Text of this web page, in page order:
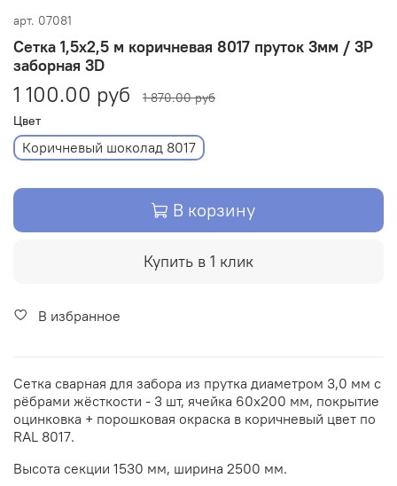
арт. 07081
Сетка 1,5х2,5 м коричневая 8017 пруток 3мм / 3Р
заборная 3D
1 100.00 руб
1 870.00 руб
Цвет
Коричневый шоколад 8017
В корзину
Купить в 1 клик
В избранное
Сетка сварная для забора из прутка диаметром 3,0 мм с
рёбрами жёсткости - 3 шт, ячейка 60х200 мм, покрытие
оцинковка + порошковая окраска в коричневый цвет по
RAL 8017.
Высота секции 1530 мм, ширина 2500 мм.